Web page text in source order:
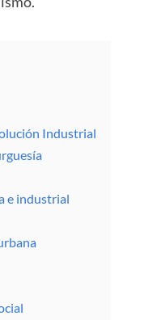
Industrial
e industrial